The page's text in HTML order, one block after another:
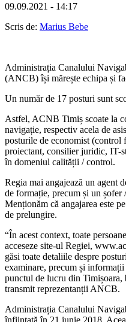
09.09.2021 - 14:17
Scris de: Marius Bebe
Administrația Canalului
(ANCB) își mărește echipa și
Un număr de 17 posturi sunt
Astfel, ACNB Timiș scoate la
navigație, respectiv acela de
posturile de economist (control
proiectant, consilier juridic, IT-
în domeniul calității / control.
Regia mai angajează un agent
de formație, precum și un șofer
Menționăm că angajarea este
de prelungire.
“În acest context, toate
acceseze site-ul Regiei,
găsi toate detaliile despre
examinare, precum și
punctul de lucru din
transmit reprezentanții ANCB.
Administrația Canalului
înființată în 21 iunie 2018.